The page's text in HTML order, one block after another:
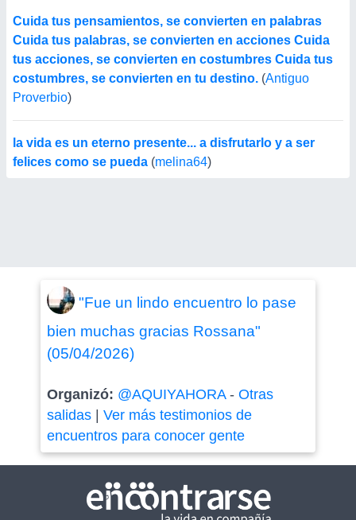
Cuida tus pensamientos, se convierten en palabras
Cuida tus palabras, se convierten en acciones Cuida
tus acciones, se convierten en costumbres Cuida tus
costumbres, se convierten en tu destino. (Antiguo
Proverbio)
la vida es un eterno presente... a disfrutarlo y a ser
felices como se pueda (melina64)
"Fue un lindo encuentro lo pase
bien muchas gracias Rossana"
(05/04/2026)
Organizó: @AQUIYAHORA- Otras
salidas| Ver más testimonios de
encuentros para conocer gente